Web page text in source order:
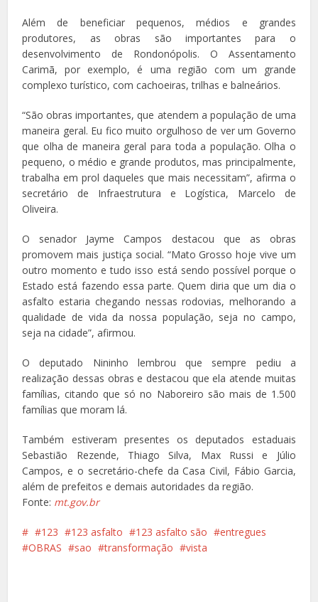
Além de beneficiar pequenos, médios e grandes
produtores, as obras são importantes para o
desenvolvimento de Rondonópolis. O Assentamento
Carimã, por exemplo, é uma região com um grande
complexo turístico, com cachoeiras, trilhas e balneários.
“São obras importantes, que atendem a população de uma
maneira geral. Eu fico muito orgulhoso de ver um Governo
que olha de maneira geral para toda a população. Olha o
pequeno, o médio e grande produtos, mas principalmente,
trabalha em prol daqueles que mais necessitam”, afirma o
secretário de Infraestrutura e Logística, Marcelo de
Oliveira.
O senador Jayme Campos destacou que as obras
promovem mais justiça social. “Mato Grosso hoje vive um
outro momento e tudo isso está sendo possível porque o
Estado está fazendo essa parte. Quem diria que um dia o
asfalto estaria chegando nessas rodovias, melhorando a
qualidade de vida da nossa população, seja no campo,
seja na cidade”, afirmou.
O deputado Nininho lembrou que sempre pediu a
realização dessas obras e destacou que ela atende muitas
famílias, citando que só no Naboreiro são mais de 1.500
famílias que moram lá.
Também estiveram presentes os deputados estaduais
Sebastião Rezende, Thiago Silva, Max Russi e Júlio
Campos, e o secretário-chefe da Casa Civil, Fábio Garcia,
além de prefeitos e demais autoridades da região.
Fonte: mt.gov.br
123 123 asfalto 123 asfalto são
entregues
OBRAS
sao transformação vista